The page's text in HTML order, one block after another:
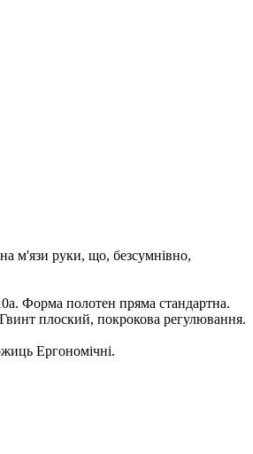
м'язи руки, що, безсумнівно,
Форма полотен пряма стандартна.
плоский, покрокова регулювання.
Ергономічні.